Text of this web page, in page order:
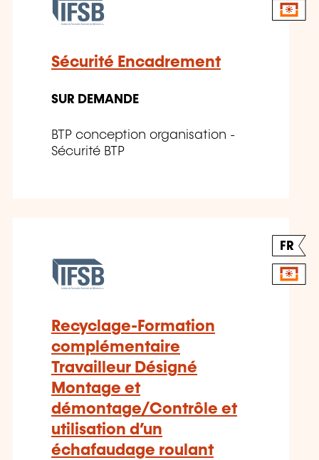
Sécurité Encadrement
SUR DEMANDE
BTP conception organisation -
Sécurité BTP
FR
Recyclage-Formation
complémentaire
Travailleur Désigné
Montage et
démontage/Contrôle et
utilisation d’un
échafaudage roulant